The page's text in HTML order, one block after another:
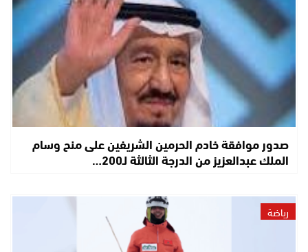
صدور موافقة خادم الحرمين الشريفين على منح وسام
الملك عبدالعزيز من الدرجة الثالثة لـ200…
رياضة